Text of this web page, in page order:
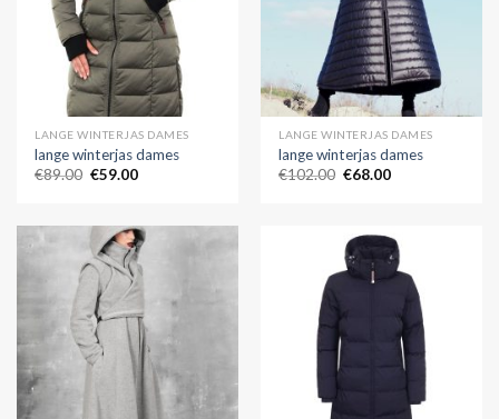
LANGE WINTERJAS DAMES
lange winterjas dames
€89.00 €59.00
LANGE WINTERJAS DAMES
lange winterjas dames
€102.00 €68.00